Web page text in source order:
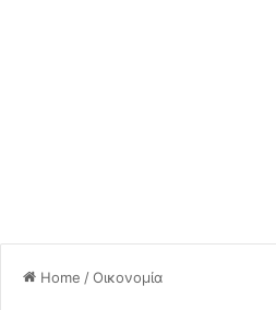
Home /Οικονομία